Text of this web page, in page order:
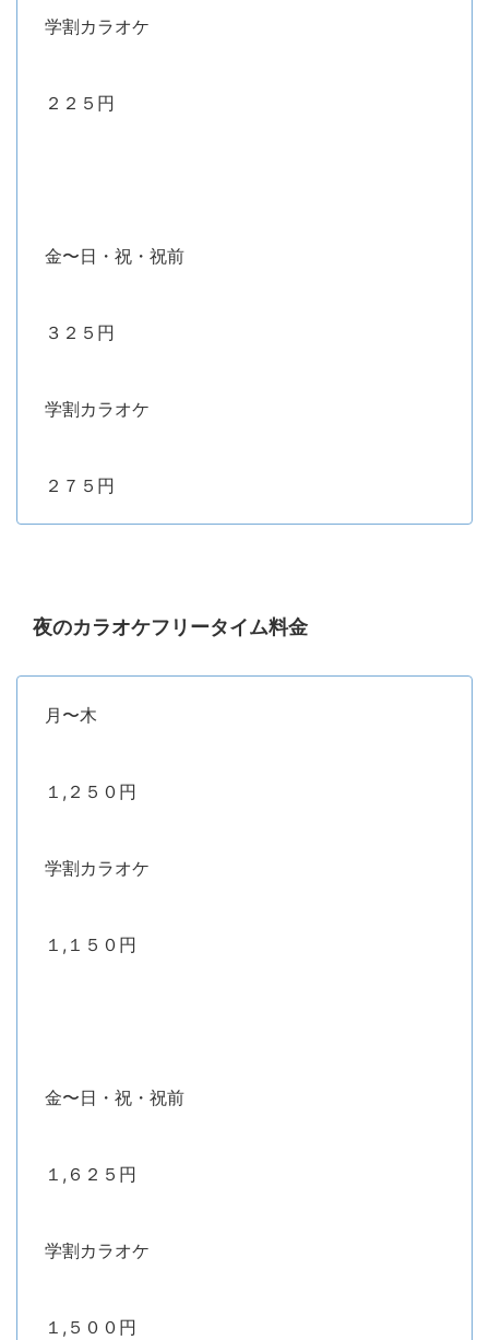
学割カラオケ
２２５円
金〜日・祝・祝前
３２５円
学割カラオケ
２７５円
夜のカラオケフリータイム料金
月〜木
１,２５０円
学割カラオケ
１,１５０円
金〜日・祝・祝前
１,６２５円
学割カラオケ
１,５００円